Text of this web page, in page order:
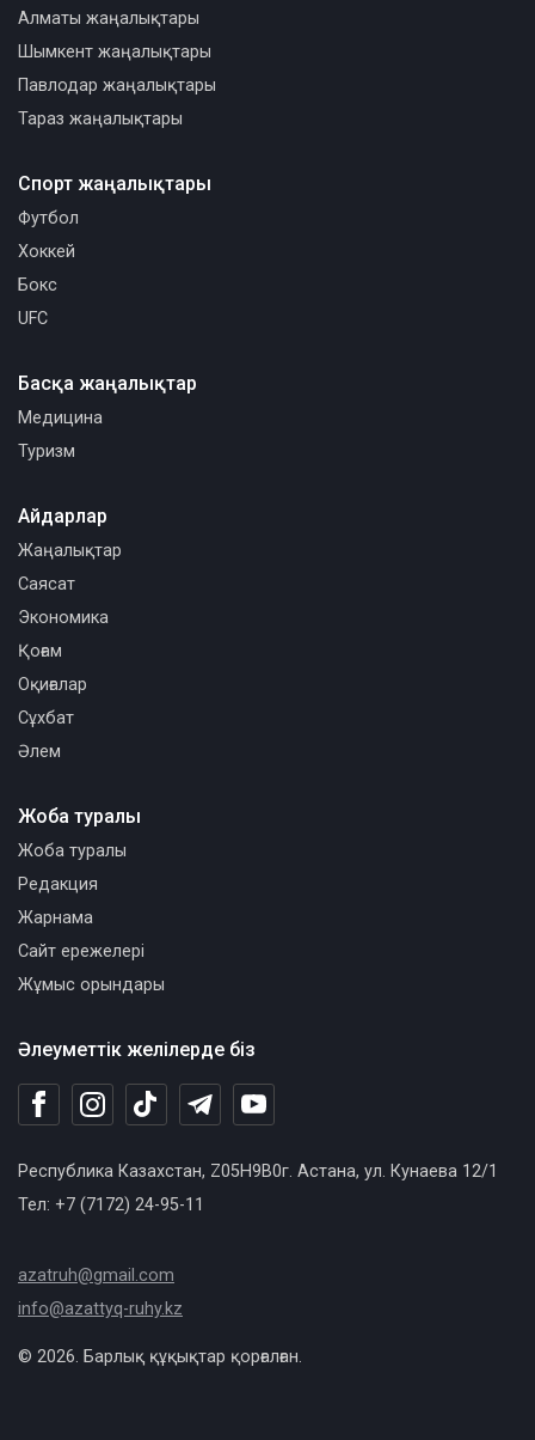
Алматы жаңалықтары
Шымкент жаңалықтары
Павлодар жаңалықтары
Тараз жаңалықтары
Спорт жаңалықтары
Футбол
Хоккей
Бокс
UFC
Басқа жаңалықтар
Медицина
Туризм
Әлеуметтік желілерде біз
Республика Казахстан, Z05H9B0г. Астана, ул. Кунаева 12/1
Тел: +7 (7172) 24-95-11
azatruh@gmail.com
info@azattyq-ruhy.kz
Айдарлар
Жаңалықтар
Саясат
Экономика
Қоғам
Оқиғалар
Сұхбат
Әлем
Жоба туралы
Жоба туралы
Редакция
Жарнама
Сайт ережелері
Жұмыс орындары
© 2026. Барлық құқықтар қорғалған.